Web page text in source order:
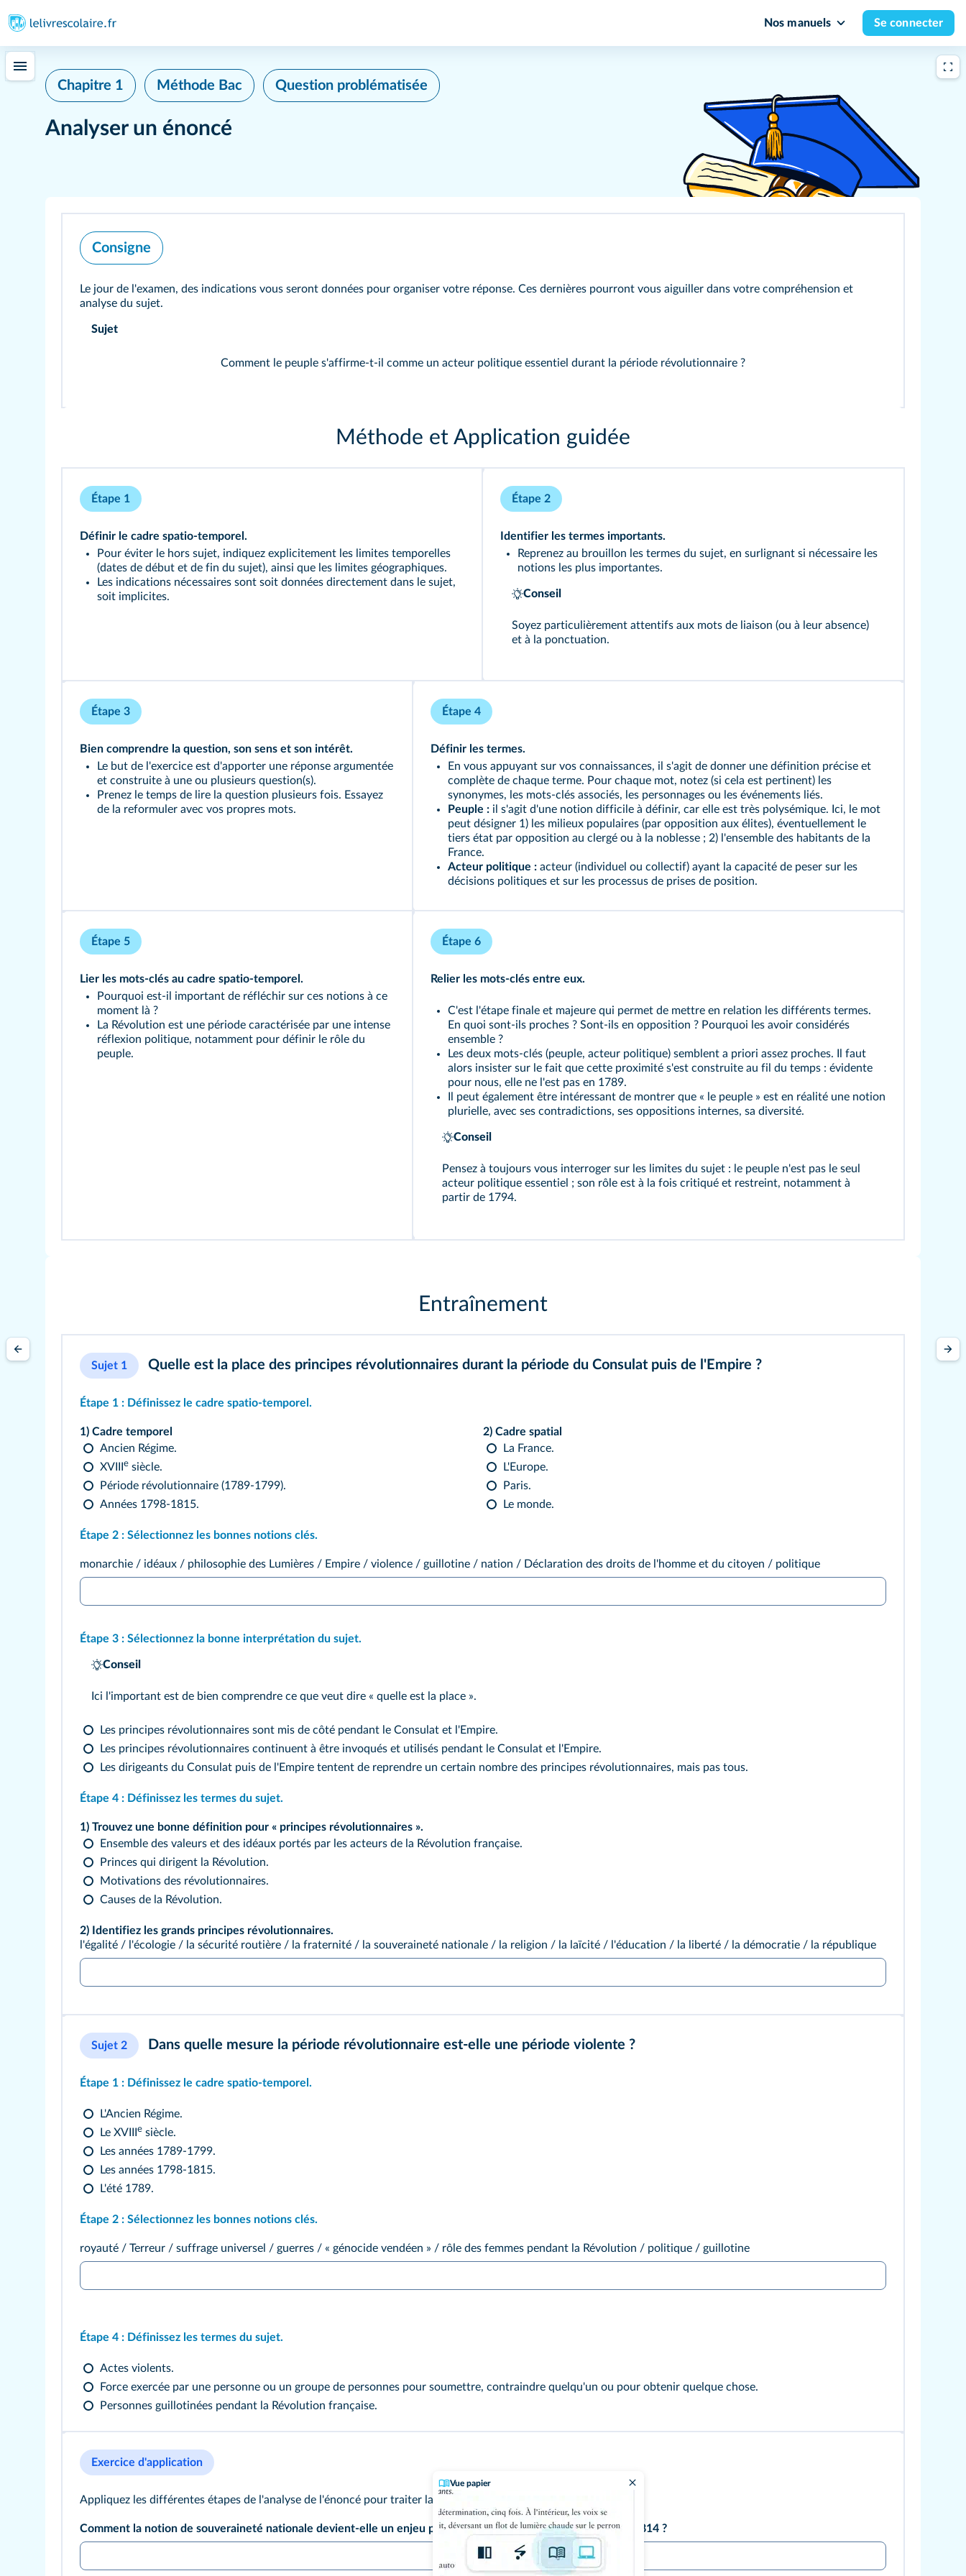
Nos manuels Se connecter
Vue papier
Chapitre 1 Méthode Bac Question problématisée
Analyser un énoncé
Consigne
Le jour de l'examen, des indications vous seront données pour organiser votre réponse. Ces dernières pourront vous aiguiller dans votre compréhension et
analyse du sujet.
Sujet
Comment le peuple s'affirme‑t‑il comme un acteur politique essentiel durant la période révolutionnaire ?
Méthode et Application guidée
Étape 1
Définir le cadre spatio-temporel .
Pour éviter le hors sujet, indiquez explicitement les limites temporelles
(dates de début et de fin du sujet), ainsi que les limites géographiques.
Les indications nécessaires sont soit données directement dans le sujet,
soit implicites.
Étape 2
Identifier les termes importants.
Reprenez au brouillon les termes du sujet, en surlignant si nécessaire les
notions les plus importantes.
Conseil
Soyez particulièrement attentifs aux mots de liaison (ou à leur absence)
et à la ponctuation.
Étape 3
Bien comprendre la question, son sens et son intérêt.
Le but de l'exercice est d'apporter une réponse argumentée
et construite à une ou plusieurs question(s).
Prenez le temps de lire la question plusieurs fois. Essayez
de la reformuler avec vos propres mots.
Étape 4
Définir les termes.
En vous appuyant sur vos connaissances, il s'agit de donner une définition précise et
complète de chaque terme. Pour chaque mot, notez (si cela est pertinent) les
synonymes, les mots‑clés associés, les personnages ou les événements liés.
Peuple :il s'agit d'une notion difficile à définir, car elle est très polysémique. Ici, le mot
peut désigner 1) les milieux populaires (par opposition aux élites), éventuellement le
tiers état par opposition au clergé ou à la noblesse ; 2) l'ensemble des habitants de la
France.
Acteur politique : acteur (individuel ou collectif) ayant la capacité de peser sur les
décisions politiques et sur les processus de prises de position.
Étape 5
Lier les mots‑clés au cadre spatio‑temporel.
Pourquoi est‑il important de réfléchir sur ces notions à ce
moment là ?
La Révolution est une période caractérisée par une intense
réflexion politique, notamment pour définir le rôle du
peuple.
Étape 6
Relier les mots‑clés entre eux.
C'est l'étape finale et majeure qui permet de mettre en relation les différents termes.
En quoi sont-ils proches ? Sont-ils en opposition ? Pourquoi les avoir considérés
ensemble ?
Les deux mots‑clés (peuple, acteur politique) semblent a priori assez proches. Il faut
alors insister sur le fait que cette proximité s'est construite au fil du temps : évidente
pour nous, elle ne l'est pas en 1789.
Il peut également être intéressant de montrer que « le peuple » est en réalité une notion
plurielle, avec ses contradictions, ses oppositions internes, sa diversité.
Conseil
Pensez à toujours vous interroger sur les limites du sujet : le peuple n'est pas le seul
acteur politique essentiel ; son rôle est à la fois critiqué et restreint, notamment à
partir de 1794.
Entraînement
Sujet 1 Quelle est la place des principes révolutionnaires durant la période du Consulat puis de l'Empire ?
Étape 1 : Définissez le cadre spatio‑temporel.
1) Cadre temporel
Ancien Régime.
XVIII e siècle.
Période révolutionnaire (1789‑1799).
Années 1798‑1815.
2) Cadre spatial
La France.
L'Europe.
Paris.
Le monde.
Étape 2 : Sélectionnez les bonnes notions clés.
monarchie / idéaux / philosophie des Lumières / Empire / violence / guillotine / nation / Déclaration des droits de l'homme et du citoyen / politique
Étape 3 : Sélectionnez la bonne interprétation du sujet.
Conseil
Ici l'important est de bien comprendre ce que veut dire « quelle est la place ».
Les principes révolutionnaires sont mis de côté pendant le Consulat et l'Empire.
Les principes révolutionnaires continuent à être invoqués et utilisés pendant le Consulat et l'Empire.
Les dirigeants du Consulat puis de l'Empire tentent de reprendre un certain nombre des principes révolutionnaires, mais pas tous.
Étape 4 : Définissez les termes du sujet.
1) Trouvez une bonne définition pour « principes révolutionnaires ».
Ensemble des valeurs et des idéaux portés par les acteurs de la Révolution française.
Princes qui dirigent la Révolution.
Motivations des révolutionnaires.
Causes de la Révolution.
2) Identifiez les grands principes révolutionnaires.
l'égalité / l'écologie / la sécurité routière / la fraternité / la souveraineté nationale / la religion / la laïcité / l'éducation / la liberté / la démocratie / la république
Sujet 2 Dans quelle mesure la période révolutionnaire est-elle une période violente ?
Étape 1 : Définissez le cadre spatio‑temporel.
L'Ancien Régime.
Le XVIII e siècle.
Les années 1789‑1799.
Les années 1798‑1815.
L'été 1789.
Étape 2 : Sélectionnez les bonnes notions clés.
royauté / Terreur / suffrage universel / guerres / « génocide vendéen » / rôle des femmes pendant la Révolution / politique / guillotine
Étape 4 : Définissez les termes du sujet.
Actes violents.
Force exercée par une personne ou un groupe de personnes pour soumettre, contraindre quelqu'un ou pour obtenir quelque chose.
Personnes guillotinées pendant la Révolution française.
Exercice d'application
Appliquez les différentes étapes de l'analyse de l'énoncé pour traiter la question suivante.
Comment la notion de souveraineté nationale devient‑elle un enjeu politique de premier plan entre 1789 et 1814 ?